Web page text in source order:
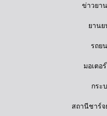
ข่าวยา
ยาน
รถย
มอเตอ
กระ
สถานีชาร์